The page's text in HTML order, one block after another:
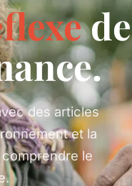
de
des articles
et la
le